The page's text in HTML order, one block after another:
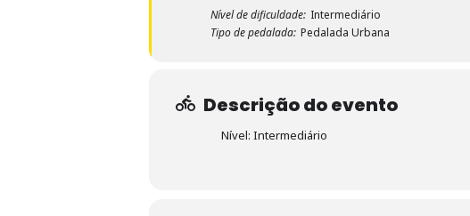
Nível de dificuldade: Intermediário
Tipo de pedalada: Pedalada Urbana
Descrição do evento
Nível: Intermediário